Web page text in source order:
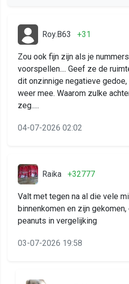
Roy.B63 +31
Zou ook fijn zijn als je
voorspellen.... Geef ze de
dit onzinnige negatieve
weer mee. Waarom zulke
zeg.....
04-07-2026 02:02
Raika +32777
Valt met tegen na al die vele
binnenkomen en zijn
peanuts in vergelijking
03-07-2026 19:58